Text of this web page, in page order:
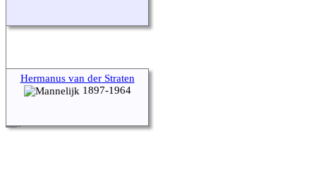
Hermanus van der Straten
1897-1964